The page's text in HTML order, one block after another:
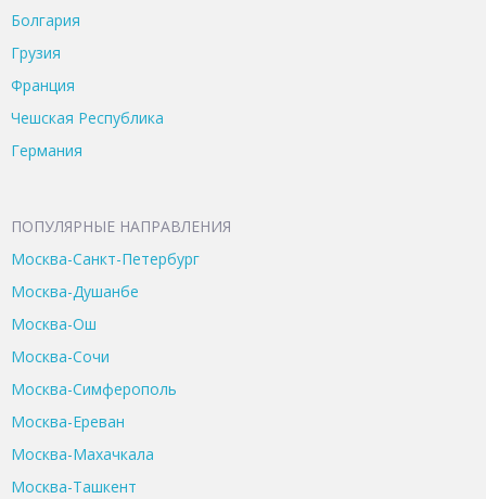
Болгария
Грузия
Франция
Чешская Республика
Германия
ПОПУЛЯРНЫЕ НАПРАВЛЕНИЯ
Москва-Санкт-Петербург
Москва-Душанбе
Москва-Ош
Москва-Сочи
Москва-Симферополь
Москва-Ереван
Москва-Махачкала
Москва-Ташкент